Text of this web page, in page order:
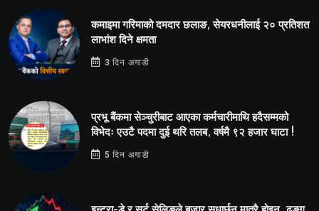
कमाइमा गरिमाको दमदार छलाङ, सेयरधनीलाई २० प्रतिशत
लाभांश दिने क्षमता
3 दिन अगाडी
प्रभू बैंकमा सेञ्चुरीबाट आएका कर्मचारीमाथि हदैसम्मको
विभेदः एउटै पदमा दुई थरि तलब, वर्षमै ९२ हजार घाटा !
5 दिन अगाडी